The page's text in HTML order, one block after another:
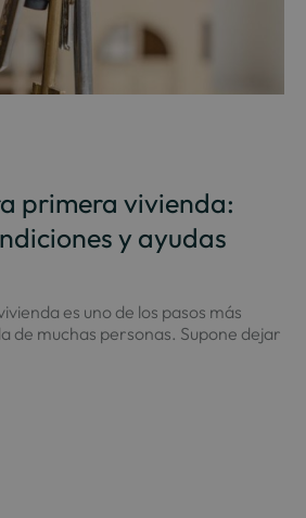
primera vivienda:
y ayudas
es uno de los pasos más
de muchas personas. Supone dejar